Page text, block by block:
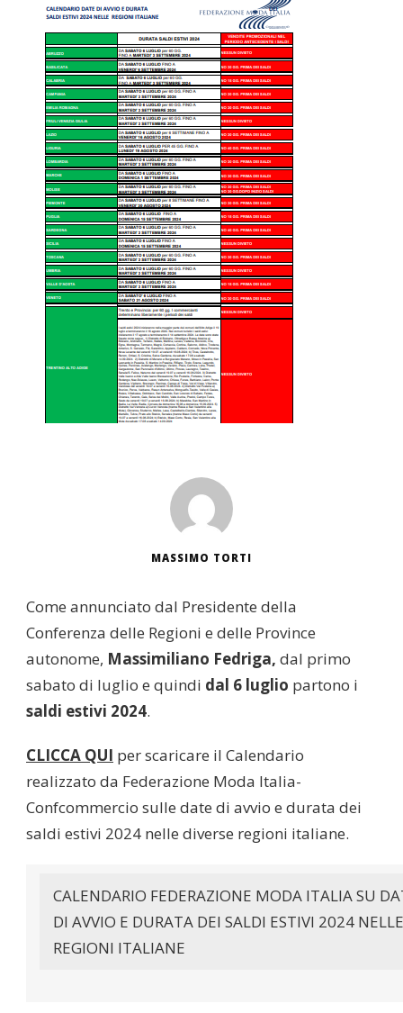
MASSIMO TORTI
Come annunciato dal Presidente della
Conferenza delle Regioni e delle Province
autonome, Massimiliano Fedriga, dal primo
sabato di luglio e quindi dal 6 luglio partono i
saldi estivi 2024.
CLICCA QUI per scaricare il Calendario
realizzato da Federazione Moda Italia-
Confcommercio sulle date di avvio e durata dei
saldi estivi 2024 nelle diverse regioni italiane.
CALENDARIO FEDERAZIONE MODA ITALIA SU
DI AVVIO E DURATA DEI SALDI ESTIVI 2024
REGIONI ITALIANE